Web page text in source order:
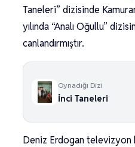
Taneleri” dizisinde
yılında “Analı Oğullu”
canlandırmıştır.
Oynadığı Dizi
İnci Taneleri
Deniz Erdogan